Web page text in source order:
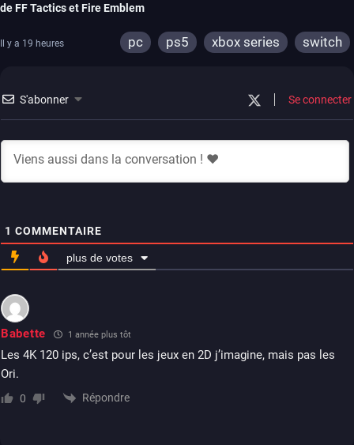
de FF Tactics et Fire Emblem
Il y a 19 heures pc ps5 xbox series switch
S'abonner Se connecter
1 COMMENTAIRE
plus de votes
Babette 1 année plus tôt
Les 4K 120 ips, c’est pour les jeux en 2D j’imagine, mais pas les
Ori.
0 Répondre